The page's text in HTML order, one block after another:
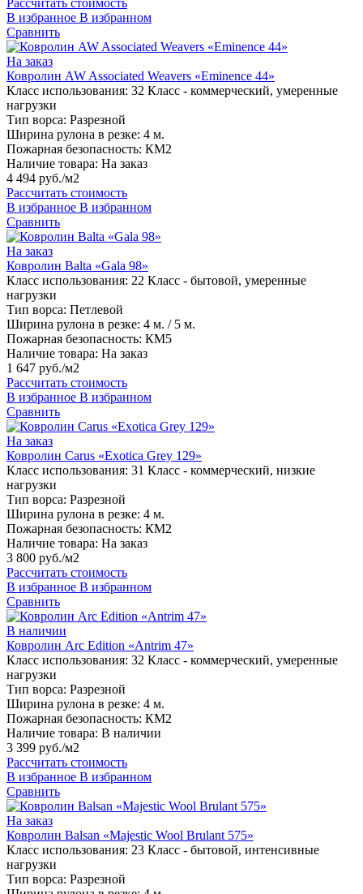
Рассчитать стоимость
В избранное В избранном
Сравнить
На заказ
Ковролин AW Associated Weavers «Eminence 44»
Класс использования: 32 Класс - коммерческий, умеренные
нагрузки
Тип ворса: Разрезной
Ширина рулона в резке: 4 м.
Пожарная безопасность: КМ2
Наличие товара: На заказ
4 494 руб./м2
Рассчитать стоимость
В избранное В избранном
Сравнить
На заказ
Ковролин Balta «Gala 98»
Класс использования: 22 Класс - бытовой, умеренные
нагрузки
Тип ворса: Петлевой
Ширина рулона в резке: 4 м. / 5 м.
Пожарная безопасность: КМ5
Наличие товара: На заказ
1 647 руб./м2
Рассчитать стоимость
В избранное В избранном
Сравнить
На заказ
Ковролин Carus «Exotica Grey 129»
Класс использования: 31 Класс - коммерческий, низкие
нагрузки
Тип ворса: Разрезной
Ширина рулона в резке: 4 м.
Пожарная безопасность: КМ2
Наличие товара: На заказ
3 800 руб./м2
Рассчитать стоимость
В избранное В избранном
Сравнить
В наличии
Ковролин Arc Edition «Antrim 47»
Класс использования: 32 Класс - коммерческий, умеренные
нагрузки
Тип ворса: Разрезной
Ширина рулона в резке: 4 м.
Пожарная безопасность: КМ2
Наличие товара: В наличии
3 399 руб./м2
Рассчитать стоимость
В избранное В избранном
Сравнить
На заказ
Ковролин Balsan «Majestic Wool Brulant 575»
Класс использования: 23 Класс - бытовой, интенсивные
нагрузки
Тип ворса: Разрезной